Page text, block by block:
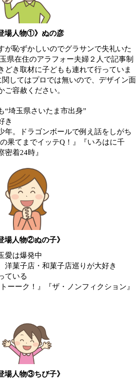
場人物①》ぬの彦
が恥ずかしいのでグラサンで失礼いた
県在住のアラフォー夫婦２人で記事制
どき取材に子どもも連れて行っていま
してはプロでは無いので、デザイン面
ご容赦ください。
“埼玉県さいたま市出身”
き
年。ドラゴンボールで例え話をしがち
果てまでイッテQ！』『いろはに千
密着24時』
場人物②ぬの子》
愛は爆発中
洋菓子店・和菓子店巡りが大好き
ている
ーーク！』『ザ・ノンフィクション』
場人物③ちび子》